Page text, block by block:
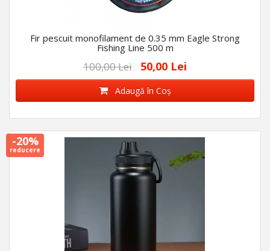
Fir pescuit monofilament de 0.35 mm Eagle Strong
Fishing Line 500 m
100,00 Lei 50,00 Lei
Adaugă în Coş
-20%
reducere